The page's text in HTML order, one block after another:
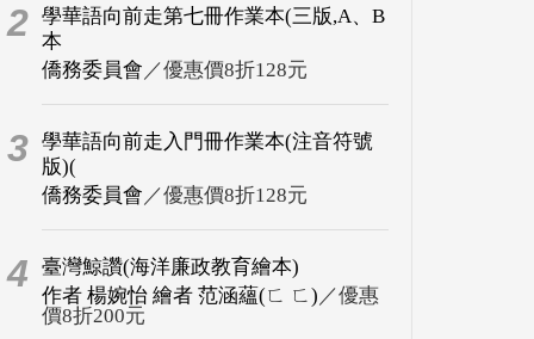
2 學華語向前走第七冊作業本(三版,A、B
本
僑務委員會 ／優惠價8折128元
3 學華語向前走入門冊作業本(注音符號
版)(
僑務委員會 ／優惠價8折128元
4
臺灣鯨讚(海洋廉政教育繪本)
作者 楊婉怡 繪者 范涵蘊(ㄈ ㄈ) ／優惠
價8折200元